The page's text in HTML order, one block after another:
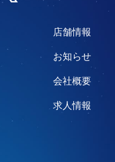
店舗情報
お知らせ
会社概要
求人情報